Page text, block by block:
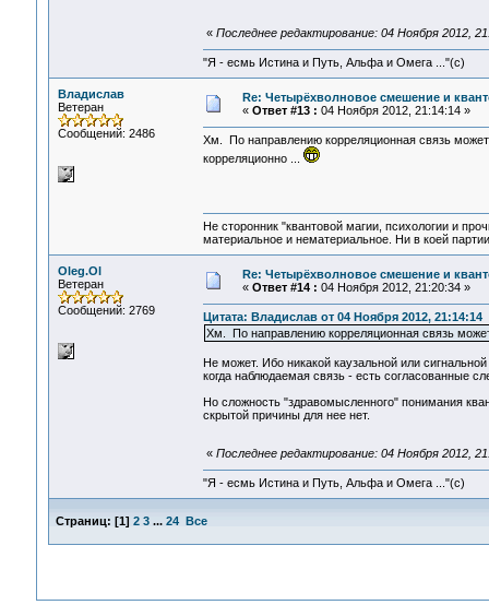
« Последнее редактирование: 04 Ноября 2012,
"Я - есмь Истина и Путь, Альфа и Омега ..."(с)
Владислав
Ветеран
Сообщений: 2486
Re: Четырёхволновое смешение и
« Ответ #13 : 04 Ноября 2012, 21:14:14 »
Хм. По направлению корреляционная связь
корреляционно ...
Не сторонник "квантовой магии, психологии и
материальное и нематериальное. Ни в коей
Oleg.Ol
Ветеран
Сообщений: 2769
Re: Четырёхволновое смешение и
« Ответ #14 : 04 Ноября 2012, 21:20:34 »
Цитата: Владислав от 04 Ноября 2012, 21:14:14
Хм. По направлению корреляционная связь
Не может. Ибо никакой каузальной или
когда наблюдаемая связь - есть согласованные
Но сложность "здравомысленного" понимания
скрытой причины для нее нет.
« Последнее редактирование: 04 Ноября 2012,
"Я - есмь Истина и Путь, Альфа и Омега ..."(с)
Страниц: [1] 2 3 ... 24 Все